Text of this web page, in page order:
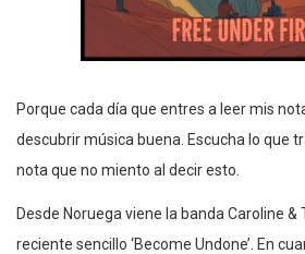
Porque cada día que entres a leer mis
descubrir música buena. Escucha lo que
nota que no miento al decir esto.
Desde Noruega viene la banda Caroline
reciente sencillo ‘Become Undone’. En